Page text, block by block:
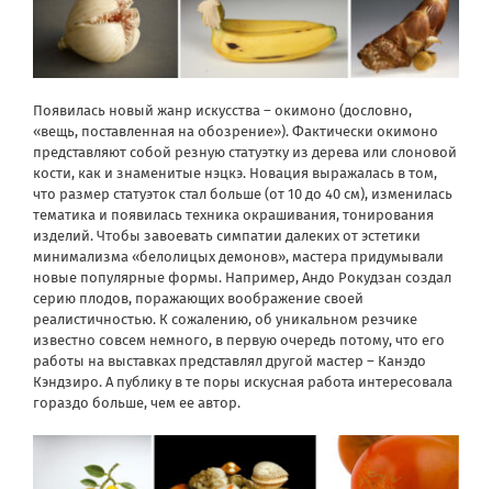
Появилась новый жанр искусства – окимоно (дословно,
«вещь, поставленная на обозрение»). Фактически окимоно
представляют собой резную статуэтку из дерева или слоновой
кости, как и знаменитые нэцкэ. Новация выражалась в том,
что размер статуэток стал больше (от 10 до 40 см), изменилась
тематика и появилась техника окрашивания, тонирования
изделий. Чтобы завоевать симпатии далеких от эстетики
минимализма «белолицых демонов», мастера придумывали
новые популярные формы. Например, Андо Рокудзан создал
серию плодов, поражающих воображение своей
реалистичностью. К сожалению, об уникальном резчике
известно совсем немного, в первую очередь потому, что его
работы на выставках представлял другой мастер – Канэдо
Кэндзиро. А публику в те поры искусная работа интересовала
гораздо больше, чем ее автор.